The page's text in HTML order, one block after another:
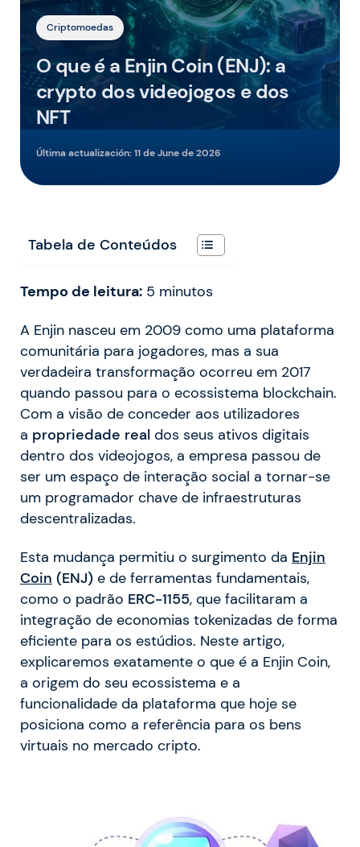
Criptomoedas
O que é a Enjin Coin (ENJ): a
crypto dos videojogos e dos
NFT
Última actualización:11 de June de 2026
Tabela de Conteúdos
Tempo de leitura: 5 minutos
A Enjin nasceu em 2009 como uma plataforma
comunitária para jogadores, mas a sua
verdadeira transformação ocorreu em 2017
quando passou para o ecossistema blockchain.
Com a visão de conceder aos utilizadores
a propriedade real dos seus ativos digitais
dentro dos videojogos, a empresa passou de
ser um espaço de interação social a tornar-se
um programador chave de infraestruturas
descentralizadas.
Esta mudança permitiu o surgimento da Enjin
Coin (ENJ) e de ferramentas fundamentais,
como o padrão ERC-1155, que facilitaram a
integração de economias tokenizadas de forma
eficiente para os estúdios. Neste artigo,
explicaremos exatamente o que é a Enjin Coin,
a origem do seu ecossistema e a
funcionalidade da plataforma que hoje se
posiciona como a referência para os bens
virtuais no mercado cripto.